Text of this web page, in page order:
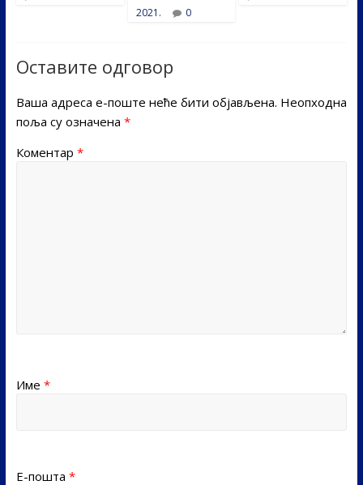
2021.
0
Оставите одговор
Ваша адреса е-поште неће бити објављена. Неопходна
поља су означена *
Коментар *
Име *
Е-пошта *